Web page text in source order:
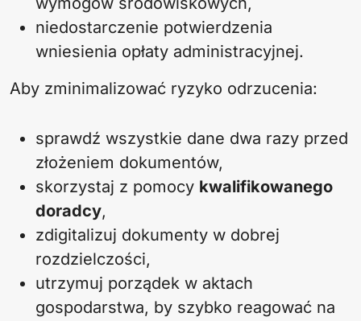
niedostarczenie potwierdzenia
wniesienia opłaty administracyjnej.
Aby zminimalizować ryzyko odrzucenia:
sprawdź wszystkie dane dwa razy przed
złożeniem dokumentów,
skorzystaj z pomocy kwalifikowanego
doradcy,
zdigitalizuj dokumenty w dobrej
rozdzielczości,
utrzymuj porządek w aktach
gospodarstwa, by szybko reagować na